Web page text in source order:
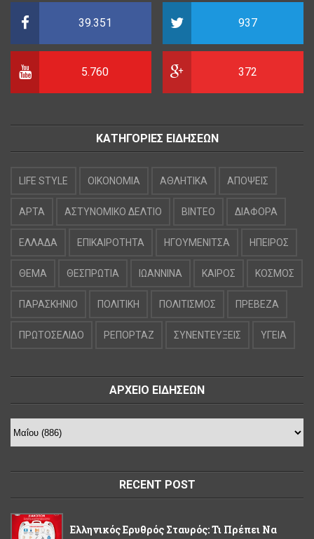
39.351 937
5.760 372
ΚΑΤΗΓΟΡΙΕΣ ΕΙΔΗΣΕΩΝ
LIFE STYLE OIKONOMIA ΑΘΛΗΤΙΚΑ ΑΠΟΨΕΙΣ
ΑΡΤΑ ΑΣΤΥΝΟΜΙΚΟ ΔΕΛΤΙΟ ΒΙΝΤΕΟ ΔΙΑΦΟΡΑ
ΕΛΛΑΔΑ ΕΠΙΚΑΙΡΟΤΗΤΑ ΗΓΟΥΜΕΝΙΤΣΑ ΗΠΕΙΡΟΣ
ΘΕΜΑ ΘΕΣΠΡΩΤΙΑ ΙΩΑΝΝΙΝΑ ΚΑΙΡΟΣ ΚΟΣΜΟΣ
ΠΑΡΑΣΚΗΝΙΟ ΠΟΛΙΤΙΚΗ ΠΟΛΙΤΙΣΜΟΣ ΠΡΕΒΕΖΑ
ΠΡΩΤΟΣΕΛΙΔΟ ΡΕΠΟΡΤΑΖ ΣΥΝΕΝΤΕΥΞΕΙΣ ΥΓΕΙΑ
ΑΡΧΕΙΟ ΕΙΔΗΣΕΩΝ
RECENT POST
Ελληνικός Ερυθρός Σταυρός: Τι Πρέπει Να